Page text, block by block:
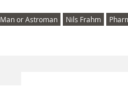
Man or Astroman Nils Frahm